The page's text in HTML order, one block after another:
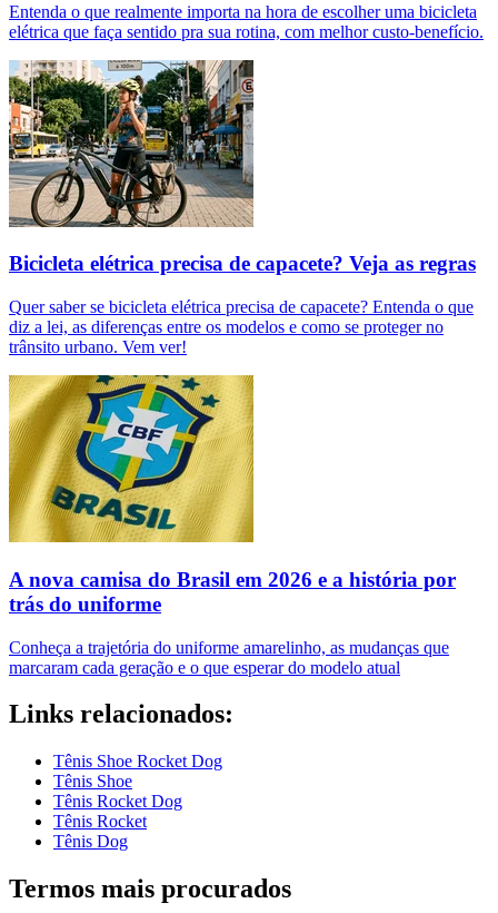
Entenda o que realmente importa na hora de escolher uma bicicleta
elétrica que faça sentido pra sua rotina, com melhor custo-benefício.
Bicicleta elétrica precisa de capacete? Veja as regras
Quer saber se bicicleta elétrica precisa de capacete? Entenda o que
diz a lei, as diferenças entre os modelos e como se proteger no
trânsito urbano. Vem ver!
A nova camisa do Brasil em 2026 e a história por
trás do uniforme
Conheça a trajetória do uniforme amarelinho, as mudanças que
marcaram cada geração e o que esperar do modelo atual
Links relacionados:
Tênis Shoe Rocket Dog
Tênis Shoe
Tênis Rocket Dog
Tênis Rocket
Tênis Dog
Termos mais procurados